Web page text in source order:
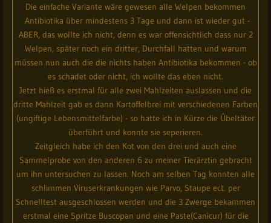
Die einfache Variante wäre gewesen alle Welpen bekommen
Antibiotika über mindestens 3 Tage und dann ist wieder gut -
ABER, das wollte ich nicht, denn es war offensichtlich dass nur 2
Welpen, später noch ein dritter, Durchfall hatten und warum
müssen nun auch die die nichts haben Antibiotika bekommen - ob
es schadet oder nicht, ich wollte das eben nicht.
Jetzt hieß es erstmal für alle zwei Mahlzeiten auslassen und die
dritte Mahlzeit gab es dann Kartoffelbrei mit verschiedenen Farben
(ungiftige Lebensmittelfarbe) - so hatte ich in Kürze die Übeltäter
überführt und konnte sie seperieren.
Zeitgleich habe ich den Kot von den drei und auch eine
Sammelprobe von den anderen 6 zu meiner Tierärztin gebracht
um ihn untersuchen zu lassen. Noch am selben Tag konnten alle
schlimmen Viruserkrankungen wie Parvo, Staupe ect. per
Schnelltest ausgeschlossen werden und die 3 Zwerge bekammen
erstmal eine Spritze Buscopan und eine Paste(Canicur) für die